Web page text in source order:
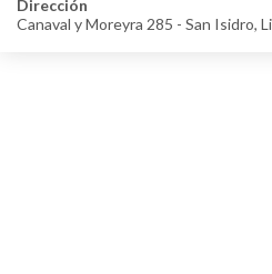
Dirección
Canaval y Moreyra 285 - San Isidro,